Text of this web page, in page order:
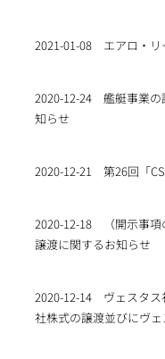
2021-01-08 エアロ・
2020-12-24
艦艇事業
知らせ
2020-12-21 第26回「
2020-12-18
（開示事
譲渡に関するお知らせ
2020-12-14
ヴェスタ
社株式の譲渡並びにヴ